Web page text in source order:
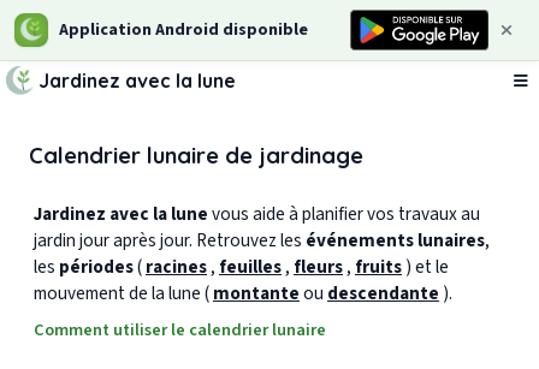
Application Android disponible
Jardinez avec la lune
Calendrier lunaire de jardinage
Jardinez avec la lunevous aide à planifier vos travaux au
jardin jour après jour. Retrouvez les événements lunaires,
les périodes(racines, feuilles, fleurs, fruits) et le
mouvement de la lune (montanteou descendante ).
Comment utiliser le calendrier lunaire